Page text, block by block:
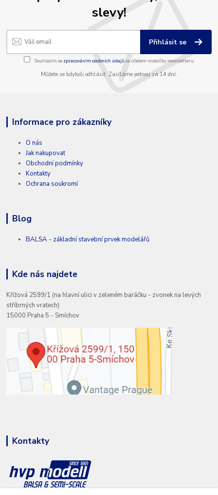
slevy!
Přihlásit se
Souhlasím se zpracováním osobních údajůza účelem rozesílky newsletteru.
Můžete se kdykoli odhlásit. Zasíláme jednou za 14 dní.
Informace pro zákazníky
O nás
Jak nakupovat
Obchodní podmínky
Kontakty
Ochrana soukromí
Blog
BALSA - základní stavební prvek modelářů
Kde nás najdete
Křížová 2599/1 (na hlavní ulici v zeleném baráčku - zvonek na levých
stříbrných vratech)
15000 Praha 5 - Smíchov
Kontakty